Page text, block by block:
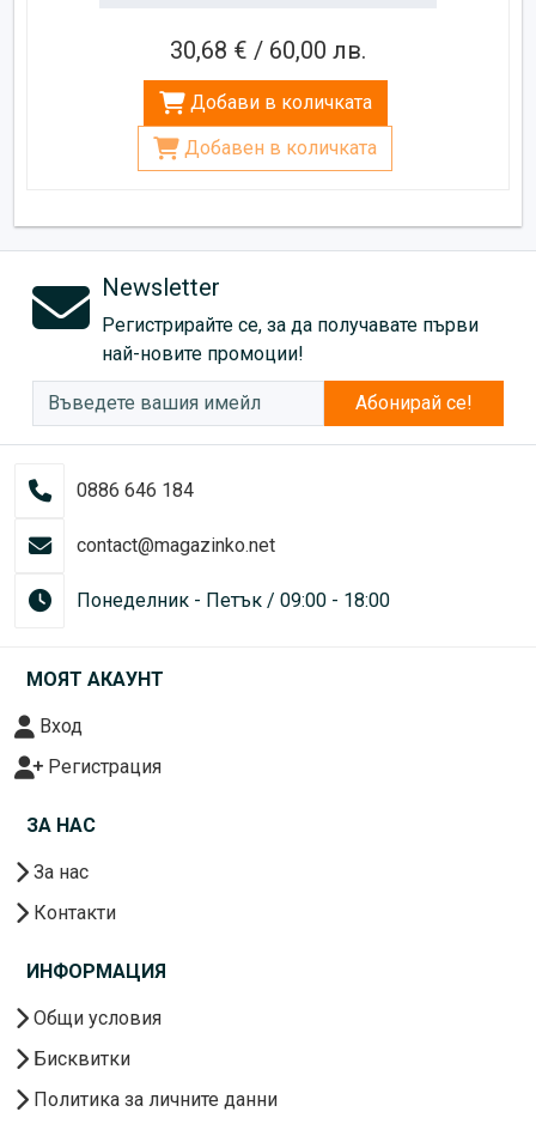
30,68 € / 60,00 лв.
Добави в количката
Добавен в количката
Newsletter
Регистрирайте се, за да получавате първи
най-новите промоции!
Абонирай се!
0886 646 184
contact@magazinko.net
Понеделник - Петък / 09:00 - 18:00
МОЯТ АКАУНТ
Вход
Регистрация
ЗА НАС
За нас
Контакти
ИНФОРМАЦИЯ
Общи условия
Бисквитки
Политика за личните данни